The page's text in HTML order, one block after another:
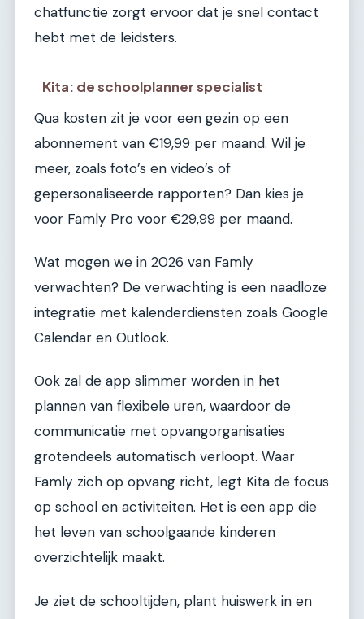
chatfunctie zorgt ervoor dat je snel contact
hebt met de leidsters.
Kita: de schoolplanner specialist
Qua kosten zit je voor een gezin op een
abonnement van €19,99 per maand. Wil je
meer, zoals foto’s en video’s of
gepersonaliseerde rapporten? Dan kies je
voor Famly Pro voor €29,99 per maand.
Wat mogen we in 2026 van Famly
verwachten? De verwachting is een naadloze
integratie met kalenderdiensten zoals Google
Calendar en Outlook.
Ook zal de app slimmer worden in het
plannen van flexibele uren, waardoor de
communicatie met opvangorganisaties
grotendeels automatisch verloopt. Waar
Famly zich op opvang richt, legt Kita de focus
op school en activiteiten. Het is een app die
het leven van schoolgaande kinderen
overzichtelijk maakt.
Je ziet de schooltijden, plant huiswerk in en